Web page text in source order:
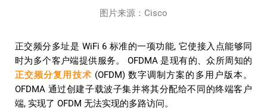
图片来源：Cisco
正交频分多址是 WiFi 6 标准的一项功能, 它使接入点能够同
时为多个客户端提供服务。 OFDMA 是现有的、众所周知的
正交频分复用技术 (OFDM) 数字调制方案的多用户版本。
OFDMA 通过创建子载波子集并将其分配给不同的终端客户
端, 实现了 OFDM 无法实现的多路访问。